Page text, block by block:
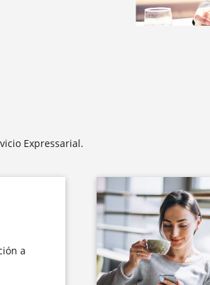
Expressarial.
a